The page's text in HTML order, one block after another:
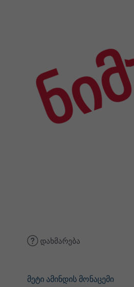
დახმარება
მეტი ამინდის მონაცემი